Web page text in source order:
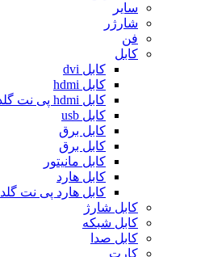
سایر
شارژر
فن
کابل
کابل dvi
کابل hdmi
کابل hdmi پی نت گلد
کابل usb
کابل برق
کابل برق
کابل مانیتور
کابل هارد
کابل هارد پی نت گلد
کابل شارژ
کابل شبکه
کابل صدا
کارت